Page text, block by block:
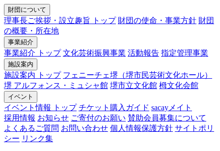
財団について
理事長ご挨拶・設立趣旨 トップ 財団の使命・事業方針 財団
の概要・所在地
事業紹介
事業紹介 トップ 文化芸術振興事業 活動報告 指定管理事業
施設案内
施設案内 トップ フェニーチェ堺（堺市民芸術文化ホール）
堺 アルフォンス・ミュシャ館 堺市立文化館 栂文化会館
イベント
イベント情報 トップ チケット購入ガイド sacayメイト
採用情報 お知らせ ご寄付のお願い 賛助会員募集について
よくあるご質問 お問い合わせ 個人情報保護方針 サイトポリ
シー リンク集